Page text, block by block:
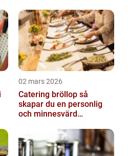
02 mars 2026
Catering bröllop så
skapar du en personlig
och minnesvärd